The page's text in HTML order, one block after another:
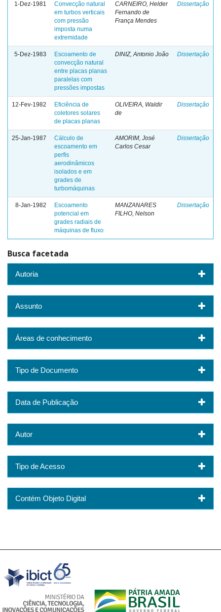
1-Dez-1981
Convecção natural
em turbos verticais
com pressão
imposta numa
extremidade
CARNEIRO, Helder
Fernando de
França Mendes
Dissertação
5-Dez-1983
Escoamento de
convecção natural
entre placas planas
paralelas com
pressões impostas
DINIZ, Antonio João Dissertação
12-Fev-1982
Eficiência de
coletores solares
de placas planas
OLIVEIRA, Waldir
de
Dissertação
25-Jan-1987
Cálculo de
escoamento em
perfis
aerodinâmicos
isolados e em
grades de
turbomáquinas
AMORIM, José
Carlos Cesar
Dissertação
8-Jan-1982
Escoamento
potencial em
grades radiais de
máquinas de fluxo
MANZANARES
FILHO, Nelson
Dissertação
Busca facetada
Autoria
Assunto
Áreas de conhecimento
Tipo de Documento
Data de Publicação
Autor
Tipo de Acesso
Contém Objeto Digital